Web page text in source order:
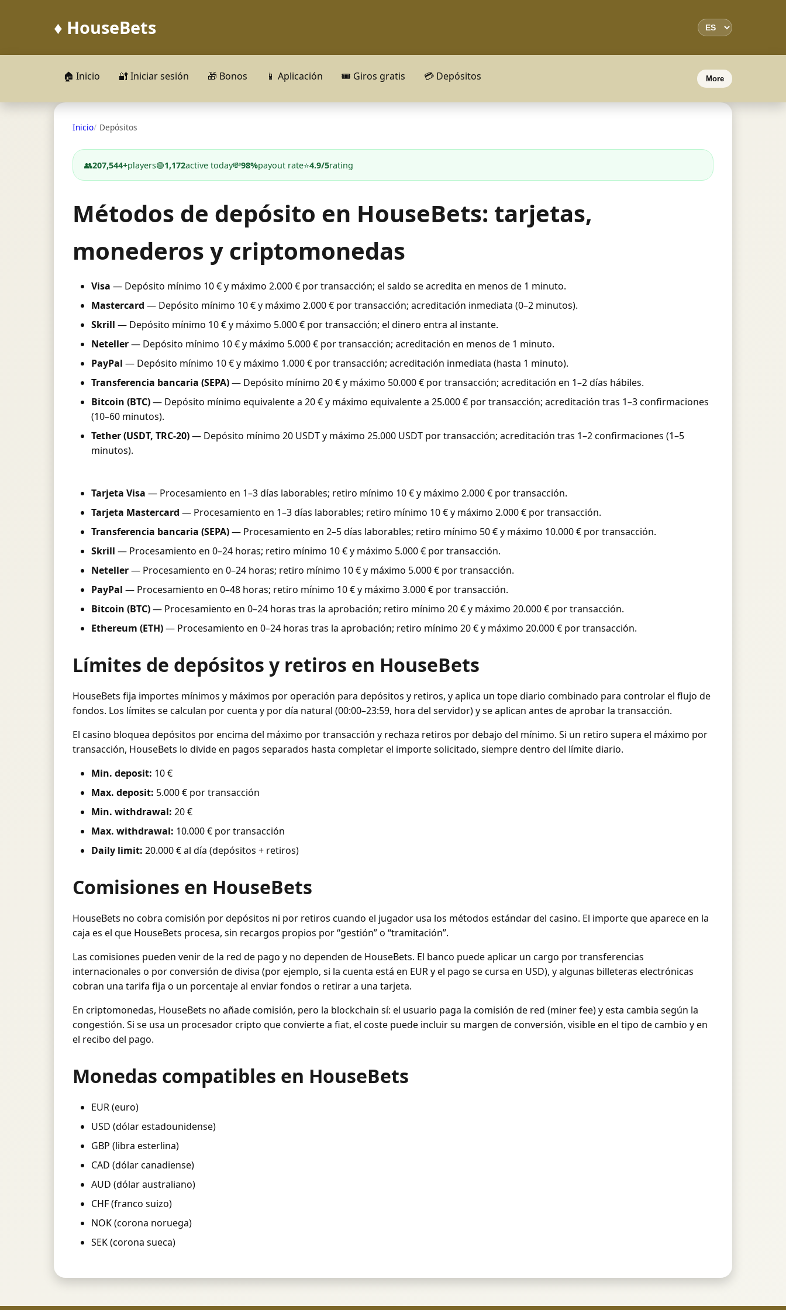
♦️ HouseBets
🏠 Inicio 🔐 Iniciar sesión 🎁 Bonos 📱 Aplicación 🎟️ Giros gratis 💳 Depósitos More
Inicio Depósitos
👥207,544+players🟢1,172active today💸98%payout rate⭐4.9/5rating
Métodos de depósito en HouseBets: tarjetas,
monederos y criptomonedas
Visa — Depósito mínimo 10 € y máximo 2.000 € por transacción; el saldo se acredita en menos de 1 minuto.
Mastercard — Depósito mínimo 10 € y máximo 2.000 € por transacción; acreditación inmediata (0–2 minutos).
Skrill — Depósito mínimo 10 € y máximo 5.000 € por transacción; el dinero entra al instante.
Neteller— Depósito mínimo 10 € y máximo 5.000 € por transacción; acreditación en menos de 1 minuto.
PayPal — Depósito mínimo 10 € y máximo 1.000 € por transacción; acreditación inmediata (hasta 1 minuto).
Transferencia bancaria (SEPA)— Depósito mínimo 20 € y máximo 50.000 € por transacción; acreditación en 1–2 días hábiles.
Bitcoin (BTC)— Depósito mínimo equivalente a 20 € y máximo equivalente a 25.000 € por transacción; acreditación tras 1–3 confirmaciones
(10–60 minutos).
Tether (USDT, TRC-20)— Depósito mínimo 20 USDT y máximo 25.000 USDT por transacción; acreditación tras 1–2 confirmaciones (1–5
minutos).
Tarjeta Visa — Procesamiento en 1–3 días laborables; retiro mínimo 10 € y máximo 2.000 € por transacción.
Tarjeta Mastercard — Procesamiento en 1–3 días laborables; retiro mínimo 10 € y máximo 2.000 € por transacción.
Transferencia bancaria (SEPA)— Procesamiento en 2–5 días laborables; retiro mínimo 50 € y máximo 10.000 € por transacción.
Skrill — Procesamiento en 0–24 horas; retiro mínimo 10 € y máximo 5.000 € por transacción.
Neteller— Procesamiento en 0–24 horas; retiro mínimo 10 € y máximo 5.000 € por transacción.
PayPal — Procesamiento en 0–48 horas; retiro mínimo 10 € y máximo 3.000 € por transacción.
Bitcoin (BTC)— Procesamiento en 0–24 horas tras la aprobación; retiro mínimo 20 € y máximo 20.000 € por transacción.
Ethereum (ETH)— Procesamiento en 0–24 horas tras la aprobación; retiro mínimo 20 € y máximo 20.000 € por transacción.
Límites de depósitos y retiros en HouseBets
HouseBets fija importes mínimos y máximos por operación para depósitos y retiros, y aplica un tope diario combinado para controlar el flujo de
fondos. Los límites se calculan por cuenta y por día natural (00:00–23:59, hora del servidor) y se aplican antes de aprobar la transacción.
El casino bloquea depósitos por encima del máximo por transacción y rechaza retiros por debajo del mínimo. Si un retiro supera el máximo por
transacción, HouseBets lo divide en pagos separados hasta completar el importe solicitado, siempre dentro del límite diario.
Min. deposit: 10 €
Max. deposit: 5.000 € por transacción
Min. withdrawal: 20 €
Max. withdrawal: 10.000 € por transacción
Daily limit: 20.000 € al día (depósitos + retiros)
Comisiones en HouseBets
HouseBets no cobra comisión por depósitos ni por retiros cuando el jugador usa los métodos estándar del casino. El importe que aparece en la
caja es el que HouseBets procesa, sin recargos propios por “gestión” o “tramitación”.
Las comisiones pueden venir de la red de pago y no dependen de HouseBets. El banco puede aplicar un cargo por transferencias
internacionales o por conversión de divisa (por ejemplo, si la cuenta está en EUR y el pago se cursa en USD), y algunas billeteras electrónicas
cobran una tarifa fija o un porcentaje al enviar fondos o retirar a una tarjeta.
En criptomonedas, HouseBets no añade comisión, pero la blockchain sí: el usuario paga la comisión de red (miner fee) y esta cambia según la
congestión. Si se usa un procesador cripto que convierte a fiat, el coste puede incluir su margen de conversión, visible en el tipo de cambio y en
el recibo del pago.
Monedas compatibles en HouseBets
EUR (euro)
USD (dólar estadounidense)
GBP (libra esterlina)
CAD (dólar canadiense)
AUD (dólar australiano)
CHF (franco suizo)
NOK (corona noruega)
SEK (corona sueca)